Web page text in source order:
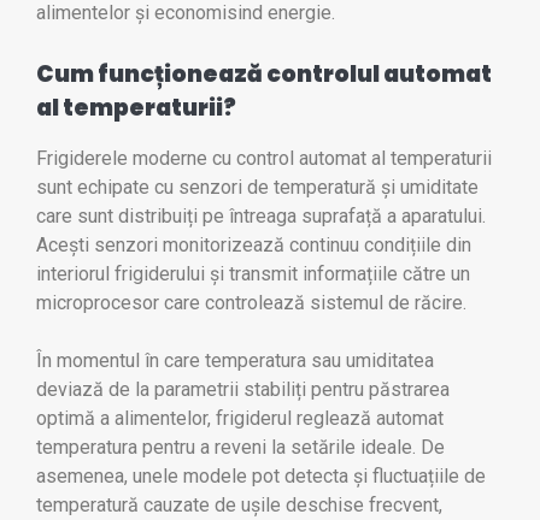
alimentelor și economisind energie.
Cum funcționează controlul automat
al temperaturii?
Frigiderele moderne cu control automat al temperaturii
sunt echipate cu senzori de temperatură și umiditate
care sunt distribuiți pe întreaga suprafață a aparatului.
Acești senzori monitorizează continuu condițiile din
interiorul frigiderului și transmit informațiile către un
microprocesor care controlează sistemul de răcire.
În momentul în care temperatura sau umiditatea
deviază de la parametrii stabiliți pentru păstrarea
optimă a alimentelor, frigiderul reglează automat
temperatura pentru a reveni la setările ideale. De
asemenea, unele modele pot detecta și fluctuațiile de
temperatură cauzate de ușile deschise frecvent,